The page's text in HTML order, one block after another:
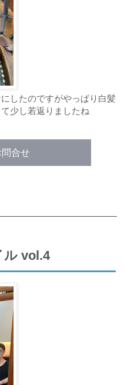
したのですがやっぱり白髪
少し若返りましたね
合せ
ル vol.4